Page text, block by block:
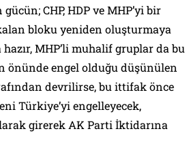
CHP, HDP ve MHP’yi bir
bloku yeniden oluşturmaya
hazır, MHP’li muhalif gruplar da bu
önünde engel olduğu düşünülen
devrilirse, bu ittifak önce
Türkiye’yi engelleyecek,
girerek AK Parti İktidarına